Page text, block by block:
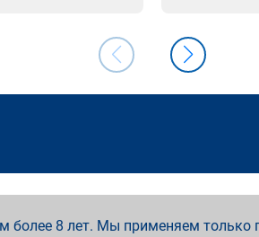
8 лет. Мы применяем только